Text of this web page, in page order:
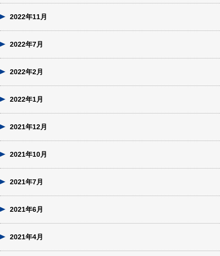
2022年11月
2022年7月
2022年2月
2022年1月
2021年12月
2021年10月
2021年7月
2021年6月
2021年4月